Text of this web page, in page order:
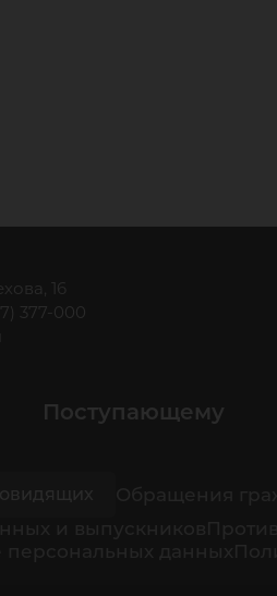
16
377-000
Поступающему